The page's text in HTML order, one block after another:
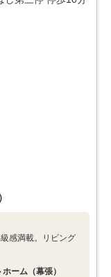
感満載。リビング
ーム（幕張）